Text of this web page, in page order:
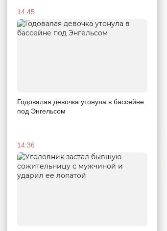
14:45
Годовалая девочка утонула в бассейне
под Энгельсом
14:36